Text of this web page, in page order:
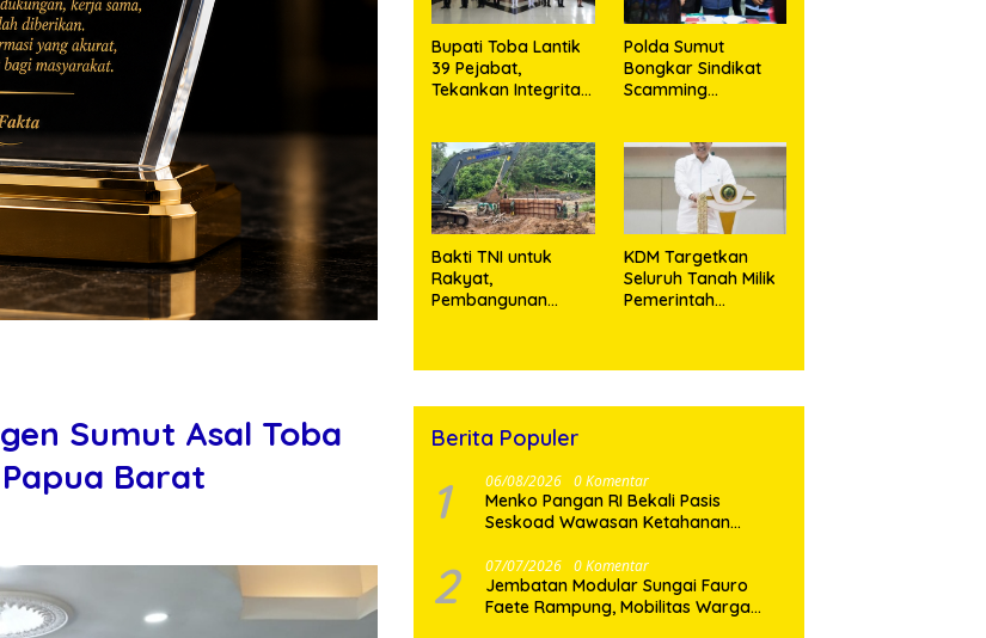
Sumut Asal Toba
Barat
Bupati Toba Lantik
39 Pejabat,
Tekankan Integritas
Polda Sumut
Bongkar Sindikat
Scamming
Korban Rugi Rp6,7
Miliar
Bakti TNI untuk
Rakyat,
Pembangunan
Abutmen
KDM Targetkan
Seluruh Tanah Milik
Pemerintah
Berita Populer
1 06/08/2026 0 Komentar
Menko Pangan RI Bekali Pasis
Seskoad Wawasan Ketahanan
2 07/07/2026 0 Komentar
Jembatan Modular Sungai Fauro
Faete Rampung, Mobilitas Warga